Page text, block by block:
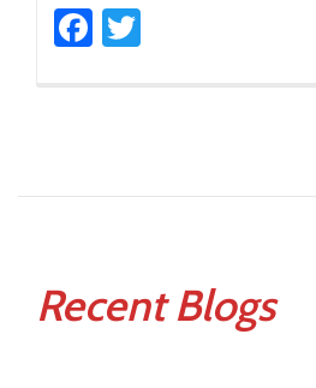
Facebook
Recent Blogs